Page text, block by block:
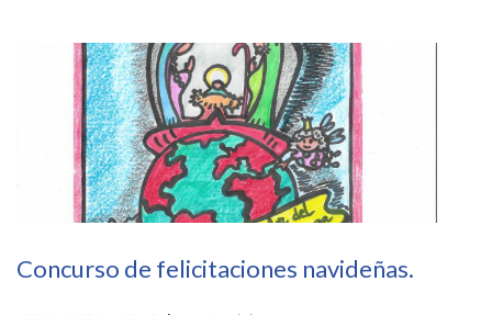
Concurso de felicitaciones navideñas.